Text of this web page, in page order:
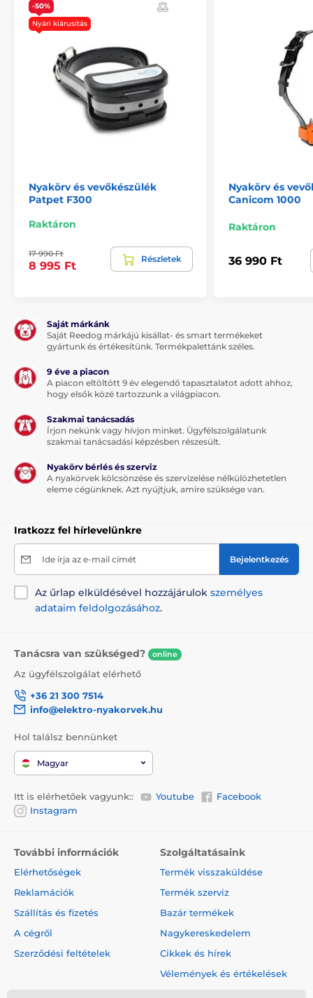
-50%
Nyári kiárusítás
Nyakörv és vevőkészülék
Patpet F300
Raktáron
17 990 Ft
8 995 Ft
Részletek
Nyakörv és
Canicom 1000
Raktáron
36 990 Ft
Saját márkánk
Saját Reedog márkájú kisállat- és smart termékeket
gyártunk és értékesítünk. Termékpalettánk széles.
9 éve a piacon
A piacon eltöltött 9 év elegendő tapasztalatot adott ahhoz,
hogy elsők közé tartozzunk a világpiacon.
Szakmai tanácsadás
Írjon nekünk vagy hívjon minket. Ügyfélszolgálatunk
szakmai tanácsadási képzésben részesült.
Nyakörv bérlés és szerviz
A nyakörvek kölcsönzése és szervizelése nélkülözhetetlen
eleme cégünknek. Azt nyújtjuk, amire szüksége van.
Iratkozz fel hírlevelünkre
Ide írja az e-mail címét Bejelentkezés
Az űrlap elküldésével hozzájárulok személyes
adataim feldolgozásához.
Tanácsra van szükséged? online
Az ügyfélszolgálat elérhető
+36 21 300 7514
info@elektro-nyakorvek.hu
Hol találsz bennünket
Magyar
Itt is elérhetőek vagyunk:: Youtube
Facebook
Instagram
További információk
Elérhetőségek
Reklamációk
Szállítás és fizetés
A cégről
Szerződési feltételek
Szolgáltatásaink
Termék visszaküldése
Termék szerviz
Bazár termékek
Nagykereskedelem
Cikkek és hírek
Vélemények és értékelések